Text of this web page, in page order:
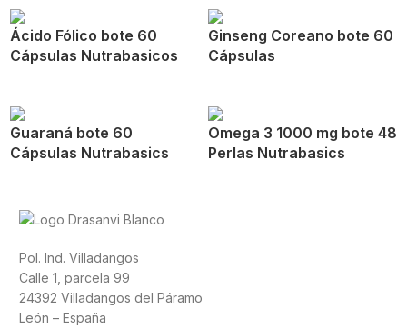
Ácido Fólico bote 60
Cápsulas Nutrabasicos
Ginseng Coreano bote 60
Cápsulas
Guaraná bote 60
Cápsulas Nutrabasics
Omega 3 1000 mg bote 48
Perlas Nutrabasics
Pol. Ind. Villadangos
Calle 1, parcela 99
24392 Villadangos del Páramo
León – España